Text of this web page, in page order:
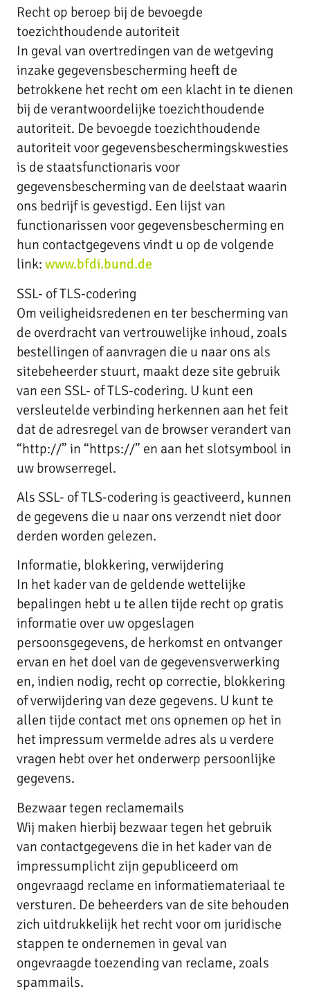
Recht op beroep bij de bevoegde
toezichthoudende autoriteit
In geval van overtredingen van de wetgeving
inzake gegevensbescherming heeft de
betrokkene het recht om een klacht in te dienen
bij de verantwoordelijke toezichthoudende
autoriteit. De bevoegde toezichthoudende
autoriteit voor gegevensbeschermingskwesties
is de staatsfunctionaris voor
gegevensbescherming van de deelstaat waarin
ons bedrijf is gevestigd. Een lijst van
functionarissen voor gegevensbescherming en
hun contactgegevens vindt u op de volgende
link: www.bfdi.bund.de
SSL- of TLS-codering
Om veiligheidsredenen en ter bescherming van
de overdracht van vertrouwelijke inhoud, zoals
bestellingen of aanvragen die u naar ons als
sitebeheerder stuurt, maakt deze site gebruik
van een SSL- of TLS-codering. U kunt een
versleutelde verbinding herkennen aan het feit
dat de adresregel van de browser verandert van
“http://” in “https://” en aan het slotsymbool in
uw browserregel.
Als SSL- of TLS-codering is geactiveerd, kunnen
de gegevens die u naar ons verzendt niet door
derden worden gelezen.
Informatie, blokkering, verwijdering
In het kader van de geldende wettelijke
bepalingen hebt u te allen tijde recht op gratis
informatie over uw opgeslagen
persoonsgegevens, de herkomst en ontvanger
ervan en het doel van de gegevensverwerking
en, indien nodig, recht op correctie, blokkering
of verwijdering van deze gegevens. U kunt te
allen tijde contact met ons opnemen op het in
het impressum vermelde adres als u verdere
vragen hebt over het onderwerp persoonlijke
gegevens.
Bezwaar tegen reclamemails
Wij maken hierbij bezwaar tegen het gebruik
van contactgegevens die in het kader van de
impressumplicht zijn gepubliceerd om
ongevraagd reclame en informatiemateriaal te
versturen. De beheerders van de site behouden
zich uitdrukkelijk het recht voor om juridische
stappen te ondernemen in geval van
ongevraagde toezending van reclame, zoals
spammails.